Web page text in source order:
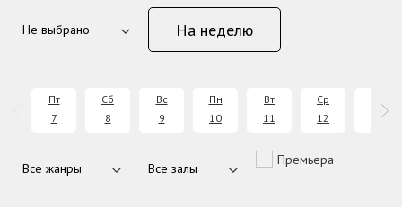
На неделю
Пт
7
Сб
8
Вс
9
Пн
10
Вт
11
Ср
12
13
Премьера